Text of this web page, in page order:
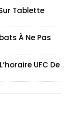
Tablette
À Ne Pas
UFC De